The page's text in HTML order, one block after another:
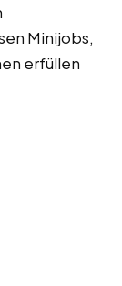
Minijobs,
erfüllen